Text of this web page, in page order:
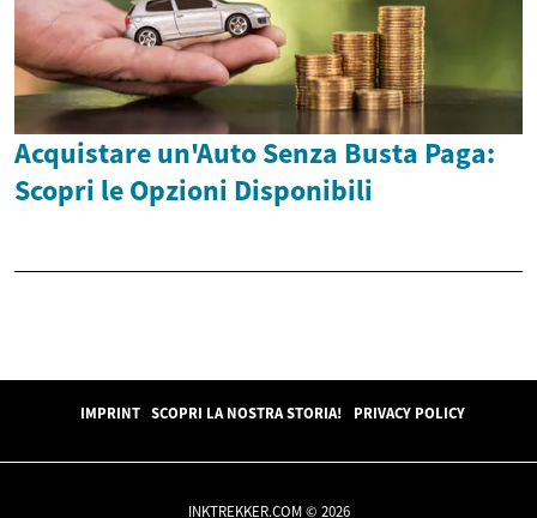
Acquistare un'Auto Senza Busta Paga:
Scopri le Opzioni Disponibili
IMPRINT SCOPRI LA NOSTRA STORIA! PRIVACY POLICY
INKTREKKER.COM © 2026